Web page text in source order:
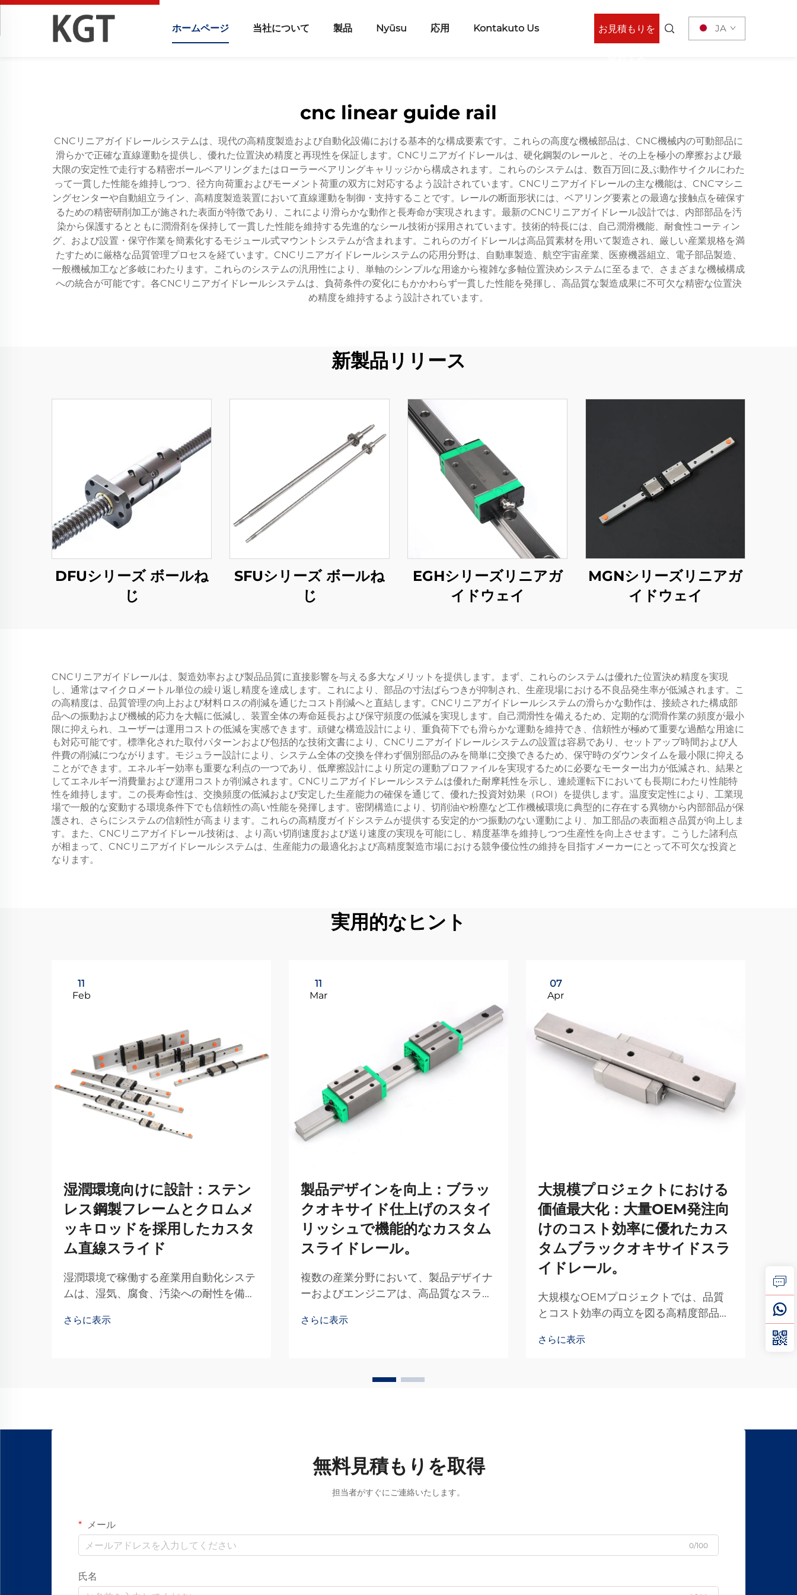
ホームページ 当社について 製品 Nyūsu 応用 Kontakuto Us お見積もりを JA
cnc linear guide rail
CNCリニアガイドレールシステムは、現代の高精度製造および自動化設備における基本的な構成要素です。これらの高度な機械部品は、CNC機械内の可動部品に
滑らかで正確な直線運動を提供し、優れた位置決め精度と再現性を保証します。CNCリニアガイドレールは、硬化鋼製のレールと、その上を極小の摩擦および最
大限の安定性で走行する精密ボールベアリングまたはローラーベアリングキャリッジから構成されます。これらのシステムは、数百万回に及ぶ動作サイクルにわた
って一貫した性能を維持しつつ、径方向荷重およびモーメント荷重の双方に対応するよう設計されています。CNCリニアガイドレールの主な機能は、CNCマシニ
ングセンターや自動組立ライン、高精度製造装置において直線運動を制御・支持することです。レールの断面形状には、ベアリング要素との最適な接触点を確保す
るための精密研削加工が施された表面が特徴であり、これにより滑らかな動作と長寿命が実現されます。最新のCNCリニアガイドレール設計では、内部部品を汚
染から保護するとともに潤滑剤を保持して一貫した性能を維持する先進的なシール技術が採用されています。技術的特長には、自己潤滑機能、耐食性コーティン
グ、および設置・保守作業を簡素化するモジュール式マウントシステムが含まれます。これらのガイドレールは高品質素材を用いて製造され、厳しい産業規格を満
たすために厳格な品質管理プロセスを経ています。CNCリニアガイドレールシステムの応用分野は、自動車製造、航空宇宙産業、医療機器組立、電子部品製造、
一般機械加工など多岐にわたります。これらのシステムの汎用性により、単軸のシンプルな用途から複雑な多軸位置決めシステムに至るまで、さまざまな機械構成
への統合が可能です。各CNCリニアガイドレールシステムは、負荷条件の変化にもかかわらず一貫した性能を発揮し、高品質な製造成果に不可欠な精密な位置決
め精度を維持するよう設計されています。
新製品リリース
DFUシリーズ ボールね
じ
SFUシリーズ ボールね
じ
EGHシリーズリニアガ
イドウェイ
MGNシリーズリニアガ
イドウェイ
CNCリニアガイドレールは、製造効率および製品品質に直接影響を与える多大なメリットを提供します。まず、これらのシステムは優れた位置決め精度を実現
し、通常はマイクロメートル単位の繰り返し精度を達成します。これにより、部品の寸法ばらつきが抑制され、生産現場における不良品発生率が低減されます。こ
の高精度は、品質管理の向上および材料ロスの削減を通じたコスト削減へと直結します。CNCリニアガイドレールシステムの滑らかな動作は、接続された構成部
品への振動および機械的応力を大幅に低減し、装置全体の寿命延長および保守頻度の低減を実現します。自己潤滑性を備えるため、定期的な潤滑作業の頻度が最小
限に抑えられ、ユーザーは運用コストの低減を実感できます。頑健な構造設計により、重負荷下でも滑らかな運動を維持でき、信頼性が極めて重要な過酷な用途に
も対応可能です。標準化された取付パターンおよび包括的な技術文書により、CNCリニアガイドレールシステムの設置は容易であり、セットアップ時間および人
件費の削減につながります。モジュラー設計により、システム全体の交換を伴わず個別部品のみを簡単に交換できるため、保守時のダウンタイムを最小限に抑える
ことができます。エネルギー効率も重要な利点の一つであり、低摩擦設計により所定の運動プロファイルを実現するために必要なモーター出力が低減され、結果と
してエネルギー消費量および運用コストが削減されます。CNCリニアガイドレールシステムは優れた耐摩耗性を示し、連続運転下においても長期にわたり性能特
性を維持します。この長寿命性は、交換頻度の低減および安定した生産能力の確保を通じて、優れた投資対効果（ROI）を提供します。温度安定性により、工業現
場で一般的な変動する環境条件下でも信頼性の高い性能を発揮します。密閉構造により、切削油や粉塵など工作機械環境に典型的に存在する異物から内部部品が保
護され、さらにシステムの信頼性が高まります。これらの高精度ガイドシステムが提供する安定的かつ振動のない運動により、加工部品の表面粗さ品質が向上しま
す。また、CNCリニアガイドレール技術は、より高い切削速度および送り速度の実現を可能にし、精度基準を維持しつつ生産性を向上させます。こうした諸利点
が相まって、CNCリニアガイドレールシステムは、生産能力の最適化および高精度製造市場における競争優位性の維持を目指すメーカーにとって不可欠な投資と
なります。
実用的なヒント
11
Feb
湿潤環境向けに設計：ステン
レス鋼製フレームとクロムメ
ッキロッドを採用したカスタ
ム直線スライド
湿潤環境で稼働する産業用自動化システ
ムは、湿気、腐食、汚染への耐性を備え
題に直面しています。このような条件向
さらに表示
11
Mar
製品デザインを向上：ブラッ
クオキサイド仕上げのスタイ
リッシュで機能的なカスタム
スライドレール。
複数の産業分野において、製品デザイナ
ーおよびエンジニアは、高品質なスライ
ぼす変革的影響を、ますます認識するよ
さらに表示
07
Apr
大規模プロジェクトにおける
価値最大化：大量OEM発注向
けのコスト効率に優れたカス
タムブラックオキサイドスラ
イドレール。
大規模なOEMプロジェクトでは、品質
とコスト効率の両立を図る高精度部品が
成功における極めて重要な判断となりま
さらに表示
れ
ジ
確
さら
無料見積もりを取得
担当者がすぐにご連絡いたします。
メール
0/100
氏名